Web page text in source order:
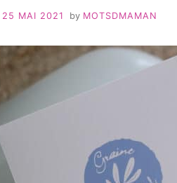
25 MAI 2021 by MOTSDMAMAN